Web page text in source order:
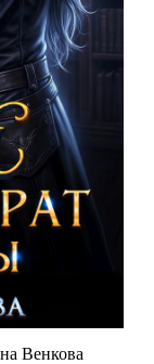
Венкова